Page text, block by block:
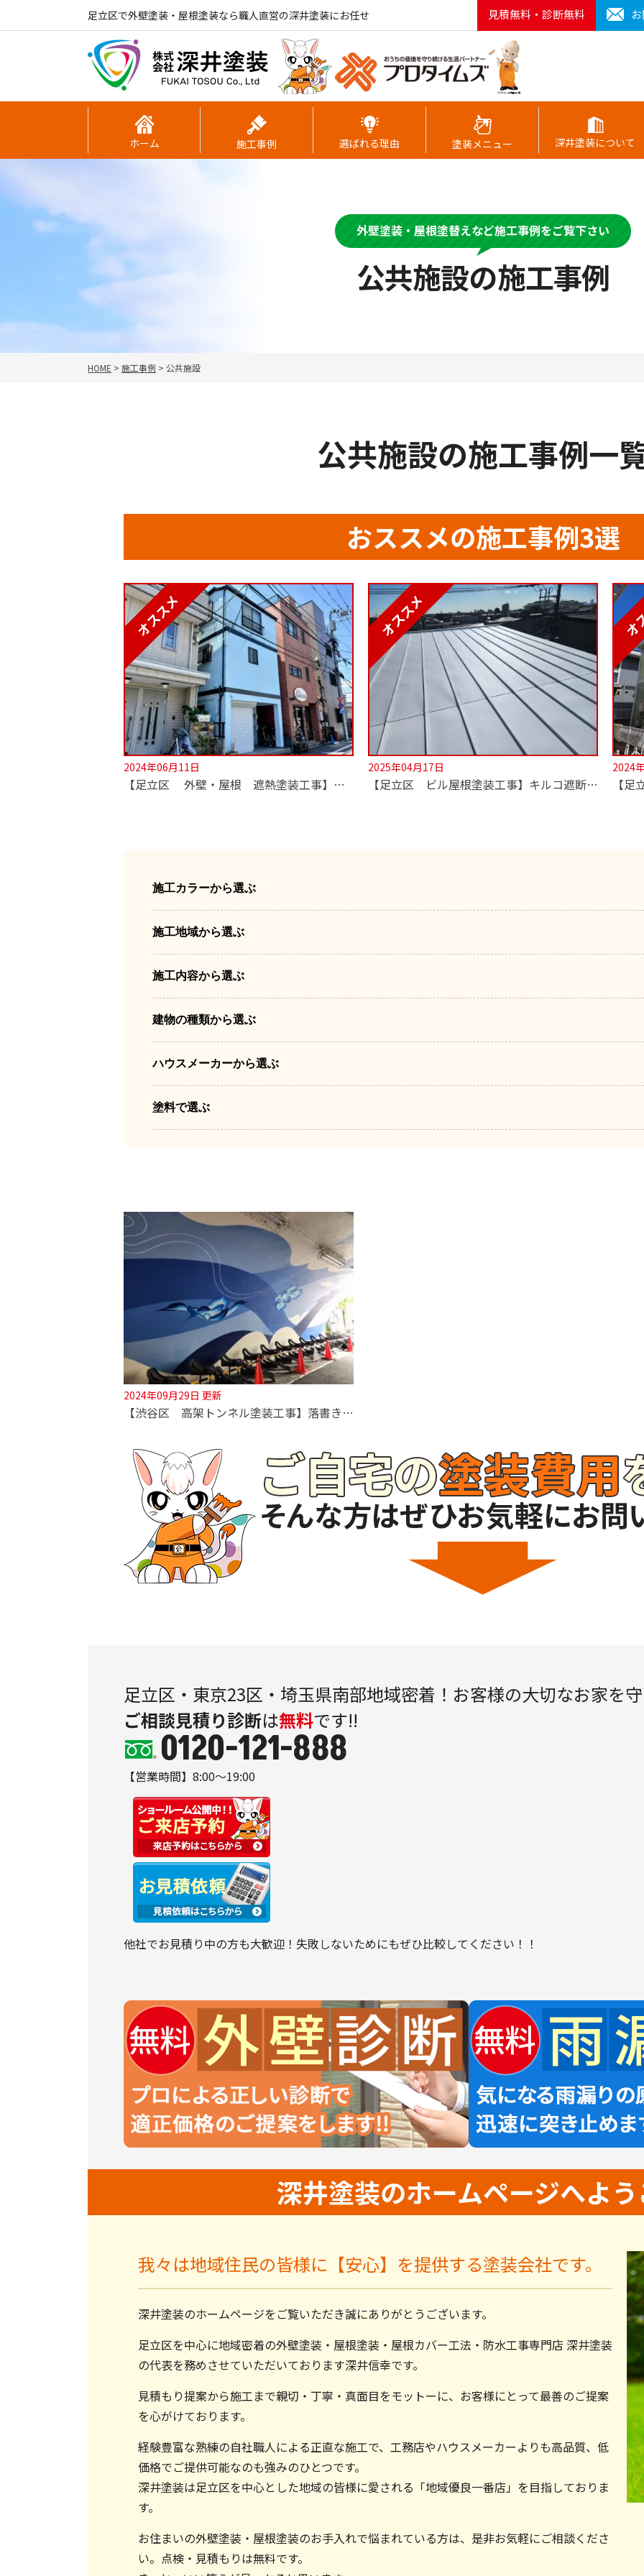
足立区で外壁塗装・屋根塗装なら職人直営の深井塗装にお任せ 見積無料・診断無料
ホーム 施工事例 選ばれる理由 塗装メニュー 深井塗装について
公共施設の施工事例
外壁塗装・屋根塗替えなど施工事例をご覧下さい
HOME > 施工事例 > 公共施設
公共施設の施工事例一
おススメの施工事例3選
2024年06月11日
【足立区 外壁・屋根 遮熱塗装工事】超低汚染無機塗料でセルフクリーニング！
2025年04月17日
【足立区 ビル屋根塗装工事】キルコ遮断熱塗料使用！2階の室温が劇的に変わります！
2024
施工カラーから選ぶ
施工地域から選ぶ
施工内容から選ぶ
建物の種類から選ぶ
ハウスメーカーから選ぶ
塗料で選ぶ
2024年09月29日 更新
【渋谷区 高架トンネル塗装工事】落書き防止塗料で町の美観を保ちます！
足立区・東京23区・埼玉県南部地域密着！ お客様の大切なお家を
ご相談見積り診断は無料です!!
0120-121-888
【営業時間】8:00～19:00
他社でお見積り中の方も大歓迎！失敗しないためにもぜひ比較してください！！
深井塗装のホームページへよ
我々は地域住民の皆様に【安心】を提供する塗装会社です。
深井塗装のホームページをご覧いただき誠にありがとうございます。
足立区を中心に地域密着の外壁塗装・屋根塗装・屋根カバー工法・防水工事専門店 深井塗装
の代表を務めさせていただいております深井信幸です。
見積もり提案から施工まで親切・丁寧・真面目をモットーに、お客様にとって最善のご提案
を心がけております。
経験豊富な熟練の自社職人による正直な施工で、工務店やハウスメーカーよりも高品質、低
価格でご提供可能なのも強みのひとつです。
深井塗装は足立区を中心とした地域の皆様に愛される「地域優良一番店」を目指しておりま
す。
お住まいの外壁塗装・屋根塗装のお手入れで悩まれている方は、是非お気軽にご相談くださ
い。点検・見積もりは無料です。